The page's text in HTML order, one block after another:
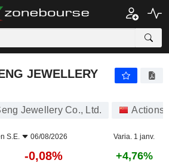
JEWELLERY
Jewellery Co., Ltd. Actions
S.E. 06/08/2026 Varia. 1 janv.
-0,08% +4,76%